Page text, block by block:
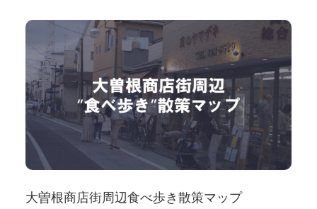
大曽根商店街周辺食べ歩き散策マップ